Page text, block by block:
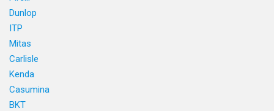
Dunlop
ITP
Mitas
Carlisle
Kenda
Casumina
BKT